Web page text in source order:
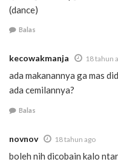
(dance)
Balas
kecowakmanja 18 tahun
ada makanannya ga mas
ada cemilannya?
Balas
novnov 18 tahun ago
boleh nih dicobain kalo